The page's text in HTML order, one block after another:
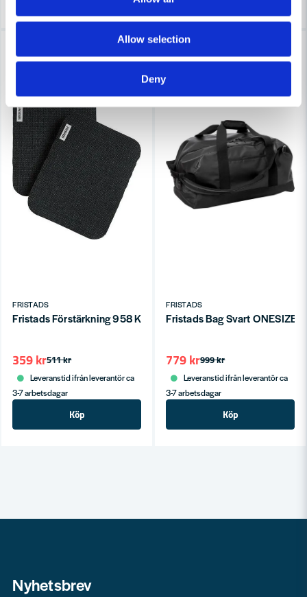
Allow selection
Deny
FRISTADS
Fristads Förstärkning 958 KEV Svart One size
511 kr
359 kr
Leveranstid ifrån leverantör ca
3-7 arbetsdagar
Köp
FRISTADS
Fristads Bag Svart ONESIZE
999 kr
779 kr
Leveranstid ifrån leverantör ca
3-7 arbetsdagar
Köp
-22%
Nyhetsbrev